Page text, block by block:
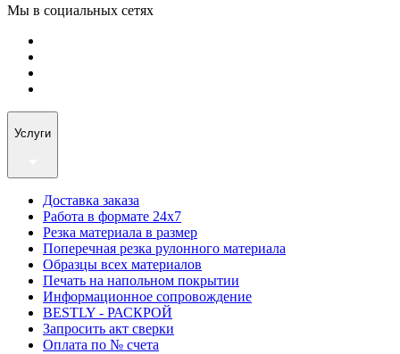
Мы в социальных сетях
Услуги
Доставка заказа
Работа в формате 24х7
Резка материала в размер
Поперечная резка рулонного материала
Образцы всех материалов
Печать на напольном покрытии
Информационное сопровождение
BESTLY - РАСКРОЙ
Запросить акт сверки
Оплата по № счета